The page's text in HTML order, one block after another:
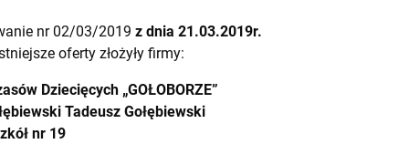
nr 02/03/2019 z dnia 21.03.2019r.
oferty złożyły firmy:
Dziecięcych „GOŁOBORZE”
Tadeusz Gołębiewski
nr 19